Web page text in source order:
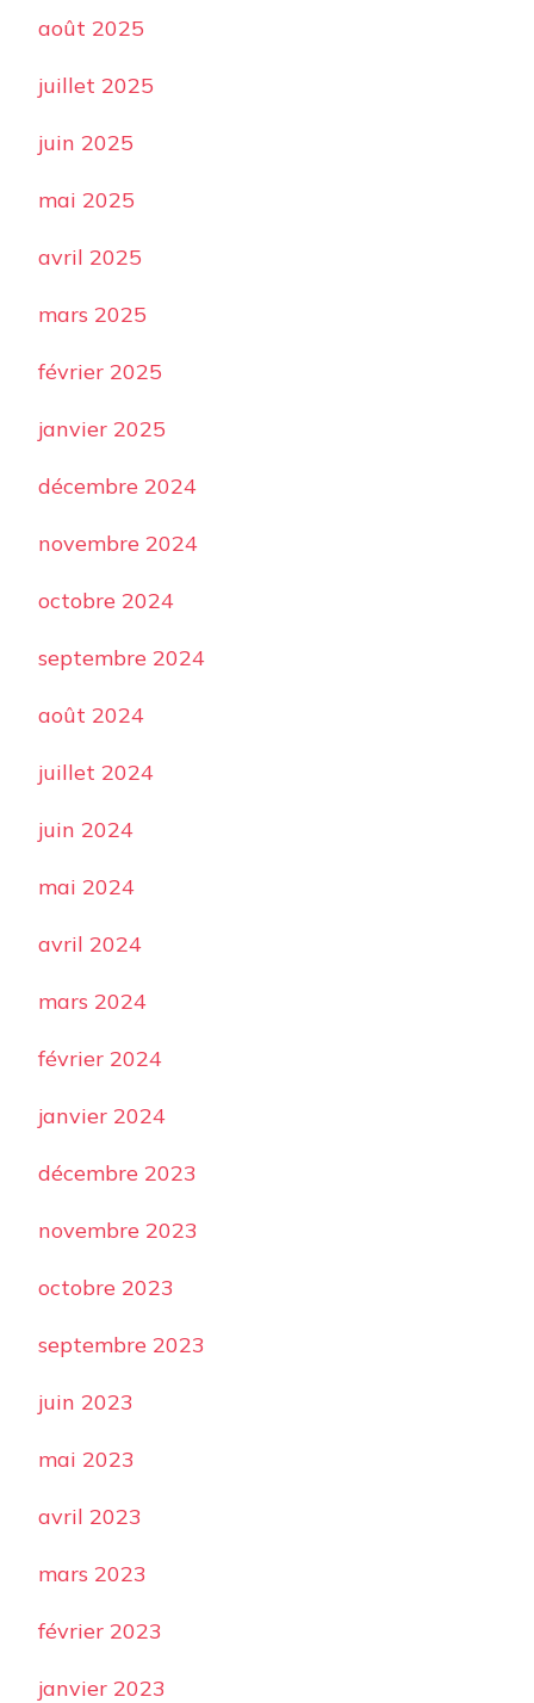
août 2025
juillet 2025
juin 2025
mai 2025
avril 2025
mars 2025
février 2025
janvier 2025
décembre 2024
novembre 2024
octobre 2024
septembre 2024
août 2024
juillet 2024
juin 2024
mai 2024
avril 2024
mars 2024
février 2024
janvier 2024
décembre 2023
novembre 2023
octobre 2023
septembre 2023
juin 2023
mai 2023
avril 2023
mars 2023
février 2023
janvier 2023